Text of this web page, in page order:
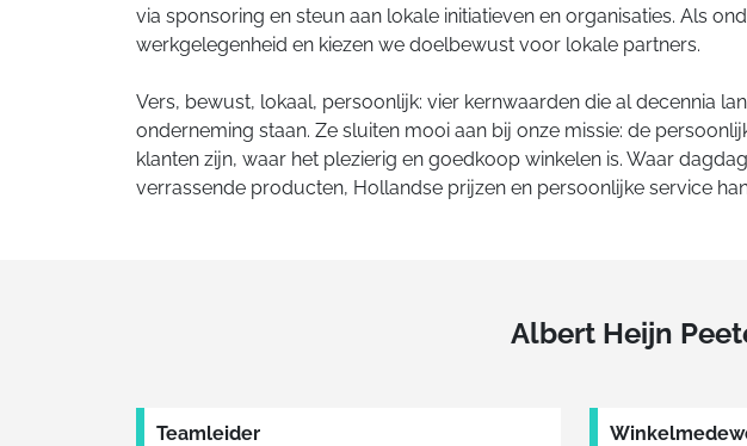
via sponsoring en steun aan lokale initiatieven en organisaties. Als
werkgelegenheid en kiezen we doelbewust voor lokale partners.
Vers, bewust, lokaal, persoonlijk: vier kernwaarden die al decennia
onderneming staan. Ze sluiten mooi aan bij onze missie: de
klanten zijn, waar het plezierig en goedkoop winkelen is. Waar
verrassende producten, Hollandse prijzen en persoonlijke service
Albert Heijn
Teamleider